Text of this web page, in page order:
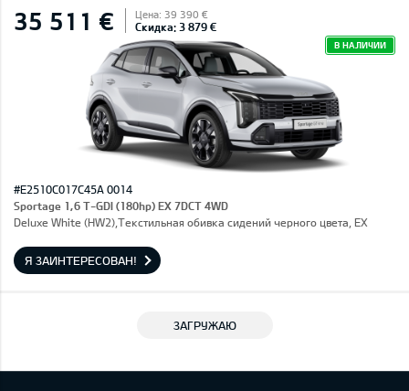
35 511 € Цена: 39 390 €
Скидка: 3 879 €
В НАЛИЧИИ
#E2510C017C45A 0014
Sportage 1,6 T-GDI (180hp) EX 7DCT 4WD
Deluxe White (HW2),Текстильная обивка сидений черного цвета, EX
Я ЗАИНТЕРЕСОВАН!
ЗАГРУЖАЮ